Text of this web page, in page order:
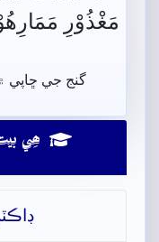
مَغْذُوْرِ
گنج جي ڇاپي
ھِي